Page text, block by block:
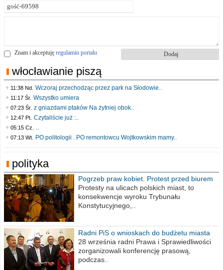
Znam i akceptuję regulamin portalu
włocławianie piszą
11:38 Nd. Wczoraj przechodząc przez park na Słodowie..
11:17 Śr. Wszystko umiera
07:23 Śr. z gniazdami ptaków Na żytniej obok..
12:47 Pt. Czytaliście już :..
05:15 Cz. ..
07:13 Wt. PO politologii . PO remontowcu Wojtkowskim mamy..
polityka
Pogrzeb praw kobiet. Protest przed biurem
poselskim PiS
Protesty na ulicach polskich miast, to
konsekwencje wyroku Trybunału
Konstytucyjnego,..
Radni PiS o wnioskach do budżetu miasta
na 2021 rok
28 września radni Prawa i Sprawiedliwości
zorganizowali konferencję prasową,
podczas..